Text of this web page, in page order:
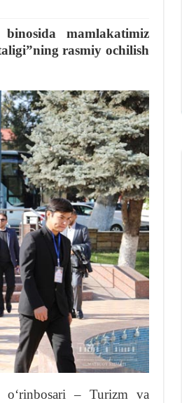
mamlakatimiz
rasmiy ochilish
oʻrinbosari – Turizm va